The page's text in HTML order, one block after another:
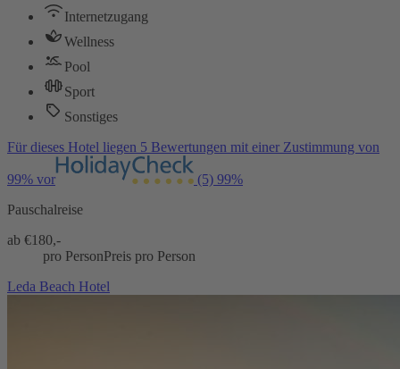
Internetzugang
Wellness
Pool
Sport
Sonstiges
Für dieses Hotel liegen 5 Bewertungen mit einer Zustimmung von
99% vor (5) 99%
Pauschalreise
ab €180,-
pro PersonPreis pro Person
Leda Beach Hotel